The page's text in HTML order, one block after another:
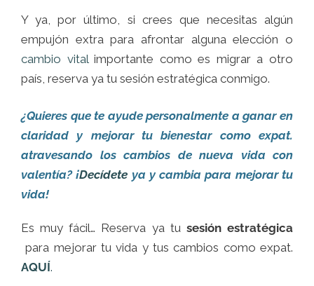
Y ya, por último, si crees que necesitas algún
empujón extra para afrontar alguna elección o
cambio vitalimportante como es migrar a otro
país, reserva ya tu sesión estratégica conmigo.
¿Quieres que te ayude personalmente a ganar en
claridad y mejorar tu bienestar como expat.
atravesando los cambios de nueva vida con
valentía? ¡Decídete ya y cambia para mejorar tu
vida!
Es muy fácil… Reserva ya tu sesión estratégica
para mejorar tu vida y tus cambios como expat.
AQUÍ.